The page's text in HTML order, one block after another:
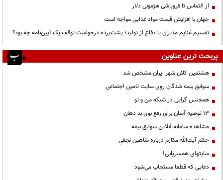
از التماس تا فروپاشی هژمونی دلار
جهان با افزایش قیمت مواد غذایی مواجه است
تقسیم غنایم مدیران یا دفاع از تولید؛ پشت‌پرده درخواست توقف یک آیین‌نامه چه بود؟
پربحث ترین عناوین
هشتمین کلان شهر ایران مشخص شد
سوابق بیمه شدگان روی سایت تامین اجتماعی
همجنس گرایی در شبکه من و تو
13 توصیه آسان برای رفع بوی بد دهان
مشاهده سامانه آنلاين سوابق بیمه
حكم آيت‌الله مكارم درباره شاهين نجفي
سایتهای همسریابی!
دعايي كه قطعا مستجاب مي‌شود